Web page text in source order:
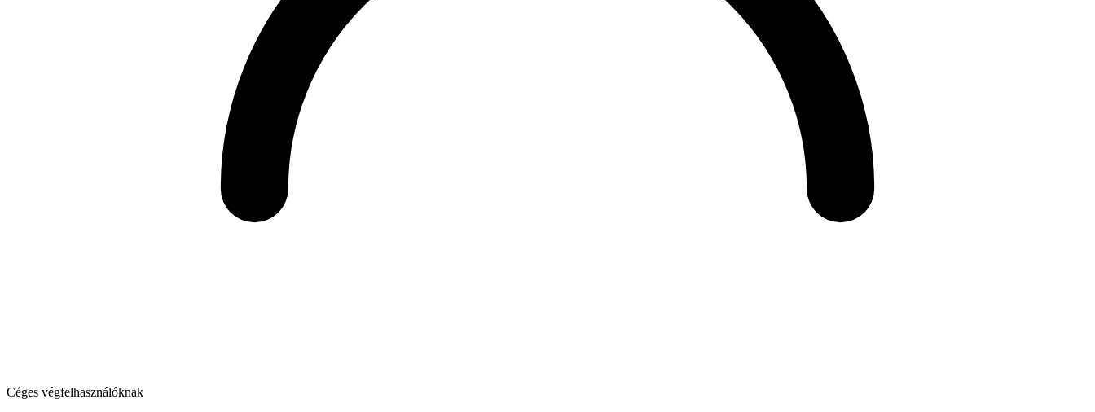
Céges végfelhasználóknak